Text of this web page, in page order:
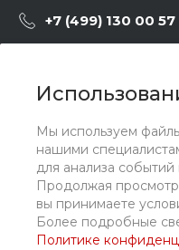
Мы используем
нашими
для анализа
Продолжая
вы принимаете
Более подробные
Политике
+7 (499) 130 00 57
г. Москва,
О компании
Каталог
Услуги